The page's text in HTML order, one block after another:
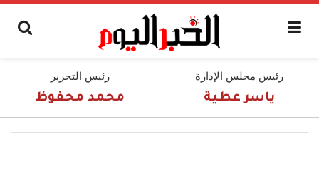
رئيس مجلس الإدارة
ياسر عطية
رئيس التحرير
محمد محفوظ